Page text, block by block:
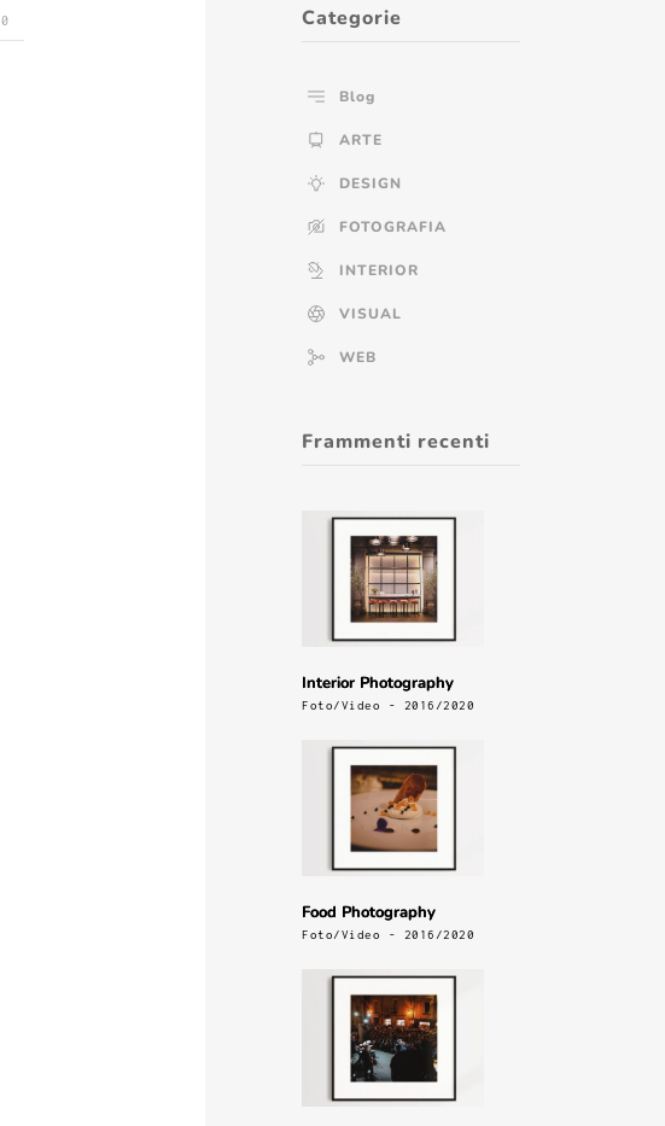
Categorie
Blog
ARTE
DESIGN
FOTOGRAFIA
INTERIOR
VISUAL
WEB
Frammenti recenti
Interior Photography
Foto/Video - 2016/2020
Food Photography
Foto/Video - 2016/2020